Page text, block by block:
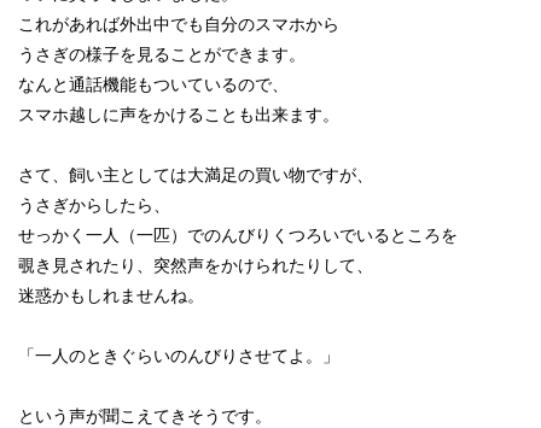
これがあれば外出中でも自分のスマホから
うさぎの様子を見ることができます。
なんと通話機能もついているので、
スマホ越しに声をかけることも出来ます。
さて、飼い主としては大満足の買い物ですが、
うさぎからしたら、
せっかく一人（一匹）でのんびりくつろいでいるところを
覗き見されたり、突然声をかけられたりして、
迷惑かもしれませんね。
「一人のときぐらいのんびりさせてよ。」
という声が聞こえてきそうです。